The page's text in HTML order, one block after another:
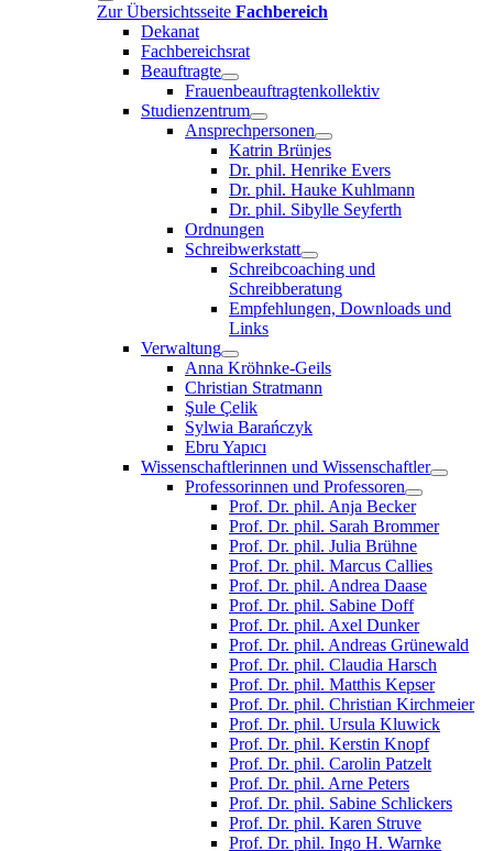
Zur Übersichtsseite Fachbereich
Dekanat
Fachbereichsrat
Beauftragte
Frauenbeauftragtenkollektiv
Studienzentrum
Ansprechpersonen
Katrin Brünjes
Dr. phil. Henrike Evers
Dr. phil. Hauke Kuhlmann
Dr. phil. Sibylle Seyferth
Ordnungen
Schreibwerkstatt
Schreibcoaching und
Schreibberatung
Empfehlungen, Downloads und
Links
Verwaltung
Anna Kröhnke-Geils
Christian Stratmann
Şule Çelik
Sylwia Barańczyk
Ebru Yapıcı
Wissenschaftlerinnen und Wissenschaftler
Professorinnen und Professoren
Prof. Dr. phil. Anja Becker
Prof. Dr. phil. Sarah Brommer
Prof. Dr. phil. Julia Brühne
Prof. Dr. phil. Marcus Callies
Prof. Dr. phil. Andrea Daase
Prof. Dr. phil. Sabine Doff
Prof. Dr. phil. Axel Dunker
Prof. Dr. phil. Andreas Grünewald
Prof. Dr. phil. Claudia Harsch
Prof. Dr. phil. Matthis Kepser
Prof. Dr. phil. Christian Kirchmeier
Prof. Dr. phil. Ursula Kluwick
Prof. Dr. phil. Kerstin Knopf
Prof. Dr. phil. Carolin Patzelt
Prof. Dr. phil. Arne Peters
Prof. Dr. phil. Sabine Schlickers
Prof. Dr. phil. Karen Struve
Prof. Dr. phil. Ingo H. Warnke